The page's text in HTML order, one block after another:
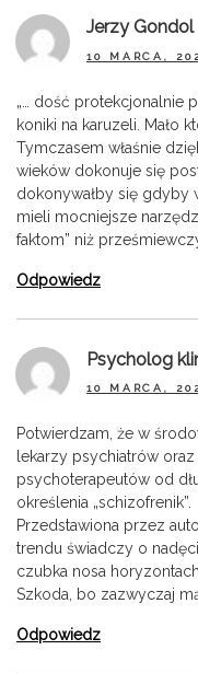
Jerzy Gondol
10 MARCA,
„… dość protekcjonalnie
koniki na karuzeli. Mało
Tymczasem właśnie
wieków dokonuje się
dokonywałby się gdyby
mieli mocniejsze
faktom” niż
Odpowiedz
Psycholog
10 MARCA,
Potwierdzam, że w
lekarzy psychiatrów
psychoterapeutów od
określenia „schizofrenik”.
Przedstawiona przez
trendu świadczy o
czubka nosa horyzontach.
Szkoda, bo zazwyczaj
Odpowiedz